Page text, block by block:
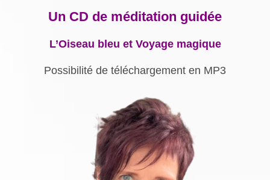
Un CD de méditation guidée
L’Oiseau bleu et Voyage magique
Possibilité de téléchargement en MP3